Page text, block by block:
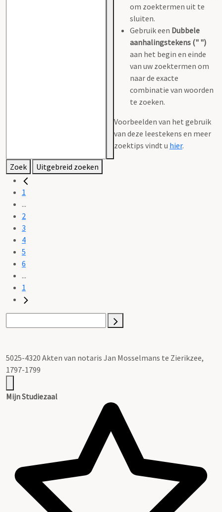
om zoektermen uit te
sluiten.
Gebruik een Dubbele
aanhalingstekens (" ")
aan het begin en einde
van uw zoektermen om
naar de exacte
combinatie van woorden
te zoeken.
Voorbeelden van het gebruik
van deze leestekens en meer
zoektips vindt u hier.
Zoek Uitgebreid zoeken
1
...
2
3
4
5
6
...
1
5025-4320 Akten van notaris Jan Mosselmans te Zierikzee,
1797-1799
Mijn Studiezaal